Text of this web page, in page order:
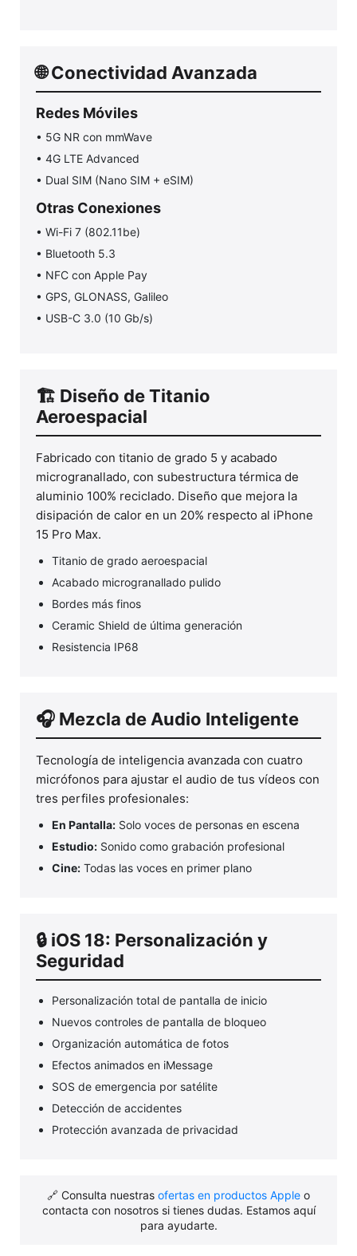
🌐 Conectividad Avanzada
Redes Móviles
• 5G NR con mmWave
• 4G LTE Advanced
• Dual SIM (Nano SIM + eSIM)
Otras Conexiones
• Wi-Fi 7 (802.11be)
• Bluetooth 5.3
• NFC con Apple Pay
• GPS, GLONASS, Galileo
• USB-C 3.0 (10 Gb/s)
🏗️ Diseño de Titanio
Aeroespacial
Fabricado con titanio de grado 5 y acabado
microgranallado, con subestructura térmica de
aluminio 100% reciclado. Diseño que mejora la
disipación de calor en un 20% respecto al iPhone
15 Pro Max.
Titanio de grado aeroespacial
Acabado microgranallado pulido
Bordes más finos
Ceramic Shield de última generación
Resistencia IP68
🎧 Mezcla de Audio Inteligente
Tecnología de inteligencia avanzada con cuatro
micrófonos para ajustar el audio de tus vídeos con
tres perfiles profesionales:
En Pantalla: Solo voces de personas en escena
Estudio: Sonido como grabación profesional
Cine: Todas las voces en primer plano
🔒 iOS 18: Personalización y
Seguridad
Personalización total de pantalla de inicio
Nuevos controles de pantalla de bloqueo
Organización automática de fotos
Efectos animados en iMessage
SOS de emergencia por satélite
Detección de accidentes
Protección avanzada de privacidad
🔗 Consulta nuestras ofertas en productos Apple o
contacta con nosotros si tienes dudas. Estamos aquí
para ayudarte.